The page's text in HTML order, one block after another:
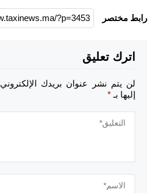
رابط مختصر
اترك تعليق
لن يتم نشر عنوان بريدك
إليها بـ *